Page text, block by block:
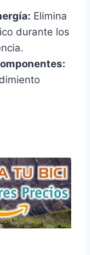
Elimina
durante los